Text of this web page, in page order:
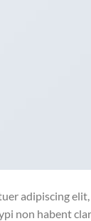
adipiscing
non habent